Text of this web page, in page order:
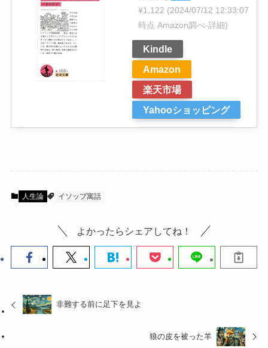
¥1,122 (2024/07/12 12:33:07
時点 Amazon調べ-詳細)
Kindle
Amazon
楽天市場
Yahooショッピング
人生論 イソップ寓話
よかったらシェアしてね！
非難する前に足下を見よ
狼の皮を被った羊